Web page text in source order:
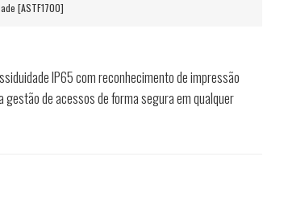
[ASTF1700]
IP65 com reconhecimento de impressão
de acessos de forma segura em qualquer